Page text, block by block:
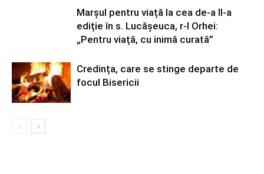
Marșul pentru viață la cea de-a II-a
ediție în s. Lucășeuca, r-l Orhei:
„Pentru viață, cu inimă curată”
Credința, care se stinge departe de
focul Bisericii